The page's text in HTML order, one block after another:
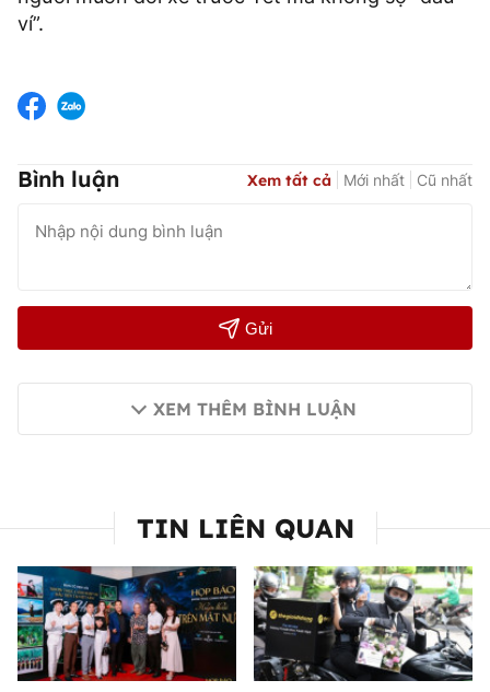
ví”.
Bình luận Xem tất cả Mới nhất Cũ nhất
Gửi
XEM THÊM BÌNH LUẬN
TIN LIÊN QUAN